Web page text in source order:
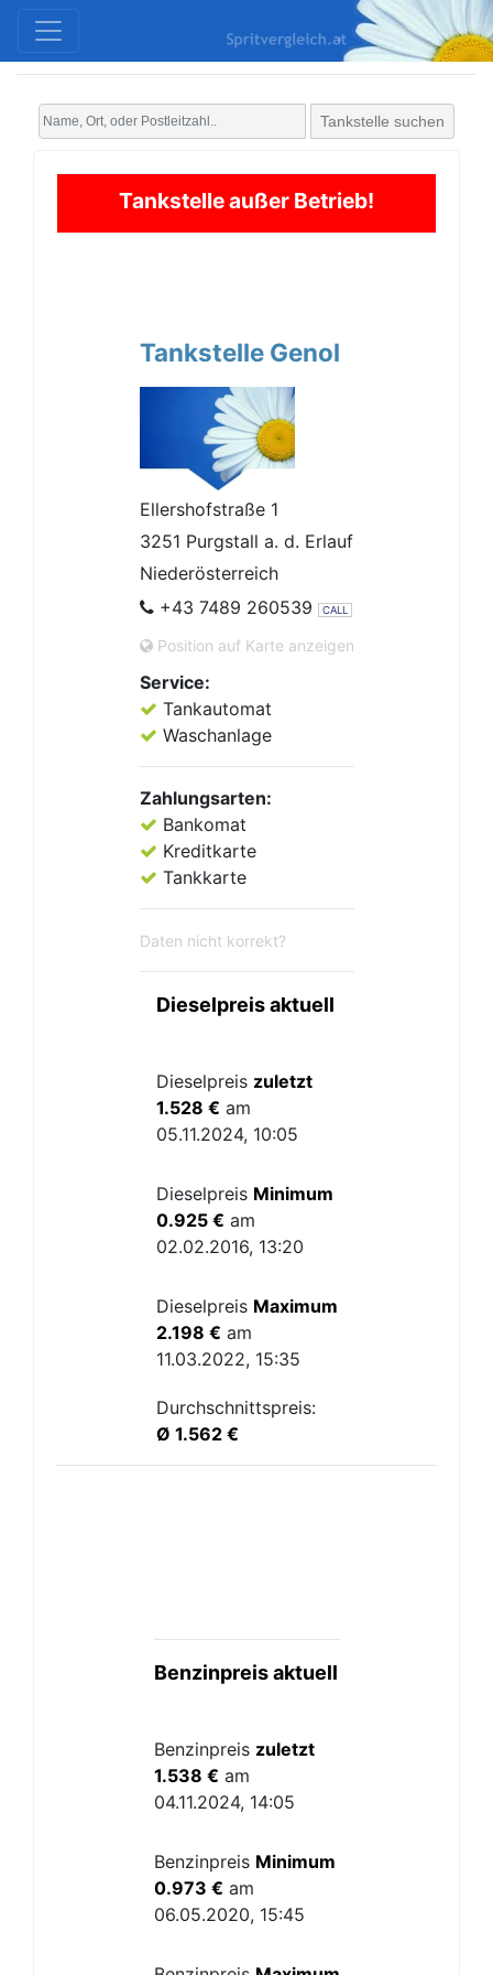
Tankstelle suchen
Tankstelle außer Betrieb!
Tankstelle Genol
Ellershofstraße 1
3251 Purgstall a. d. Erlauf
Niederösterreich
+43 7489 260539
CALL
Position auf Karte anzeigen
Service:
Tankautomat
Waschanlage
Zahlungsarten:
Bankomat
Kreditkarte
Tankkarte
Daten nicht korrekt?
Dieselpreis aktuell
Dieselpreis zuletzt
1.528 € am
05.11.2024, 10:05
Dieselpreis Minimum
0.925 € am
02.02.2016, 13:20
Dieselpreis Maximum
2.198 € am
11.03.2022, 15:35
Durchschnittspreis:
Ø 1.562 €
Benzinpreis aktuell
Benzinpreis zuletzt
1.538 € am
04.11.2024, 14:05
Benzinpreis Minimum
0.973 € am
06.05.2020, 15:45